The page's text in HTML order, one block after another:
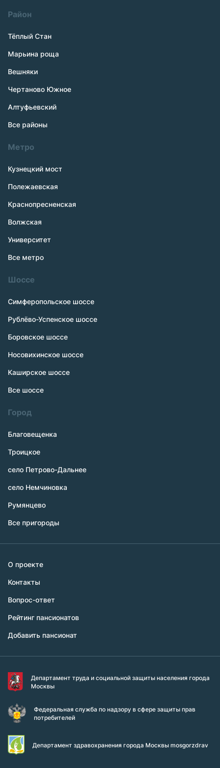
Район
Тёплый Стан
Марьина роща
Вешняки
Чертаново Южное
Алтуфьевский
Все районы
Метро
Кузнецкий мост
Полежаевская
Краснопресненская
Волжская
Университет
Все метро
Шоссе
Симферопольское шоссе
Рублёво-Успенское шоссе
Боровское шоссе
Носовихинское шоссе
Каширское шоссе
Все шоссе
Город
Благовещенка
Троицкое
село Петрово-Дальнее
село Немчиновка
Румянцево
Все пригороды
О проекте
Контакты
Вопрос-ответ
Рейтинг пансионатов
Добавить пансионат
Департамент труда и социальной защиты населения города
Москвы
Федеральная служба по надзору в сфере защиты прав
потребителей
Департамент здравохранения города Москвы mosgorzdrav